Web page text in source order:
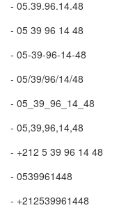
- 05.39.96.14.48
- 05 39 96 14 48
- 05-39-96-14-48
- 05/39/96/14/48
- 05_39_96_14_48
- 05,39,96,14,48
- +212 5 39 96 14 48
- 0539961448
- +212539961448